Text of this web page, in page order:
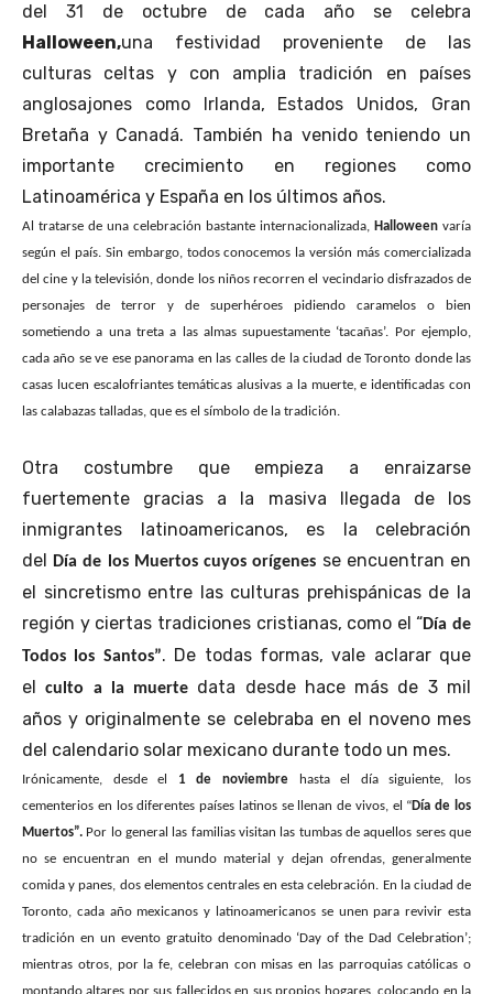
del 31 de octubre de cada año se celebra
Halloween,una festividad proveniente de las
culturas celtas y con amplia tradición en países
anglosajones como Irlanda, Estados Unidos, Gran
Bretaña y Canadá. También ha venido teniendo un
importante crecimiento en regiones como
Latinoamérica y España en los últimos años.
Al tratarse de una celebración bastante internacionalizada, Halloween varía
según el país. Sin embargo, todos conocemos la versión más comercializada
del cine y la televisión, donde los niños recorren el vecindario disfrazados de
personajes de terror y de superhéroes pidiendo caramelos o bien
sometiendo a una treta a las almas supuestamente ‘tacañas’. Por ejemplo,
cada año se ve ese panorama en las calles de la ciudad de Toronto donde las
casas lucen escalofriantes temáticas alusivas a la muerte, e identificadas con
las calabazas talladas, que es el símbolo de la tradición.
Otra costumbre que empieza a enraizarse
fuertemente gracias a la masiva llegada de los
inmigrantes latinoamericanos, es la celebración
del Día de los Muertos cuyos orígenes se encuentran en
el sincretismo entre las culturas prehispánicas de la
región y ciertas tradiciones cristianas, como el “Día de
Todos los Santos”. De todas formas, vale aclarar que
elculto a la muerte data desde hace más de 3 mil
años y originalmente se celebraba en el noveno mes
del calendario solar mexicano durante todo un mes.
Irónicamente, desde el 1 de noviembre hasta el día siguiente, los
cementerios en los diferentes países latinos se llenan de vivos, el “Día de los
Muertos”. Por lo general las familias visitan las tumbas de aquellos seres que
no se encuentran en el mundo material y dejan ofrendas, generalmente
comida y panes, dos elementos centrales en esta celebración. En la ciudad de
Toronto, cada año mexicanos y latinoamericanos se unen para revivir esta
tradición en un evento gratuito denominado ‘Day of the Dad Celebration’;
mientras otros, por la fe, celebran con misas en las parroquias católicas o